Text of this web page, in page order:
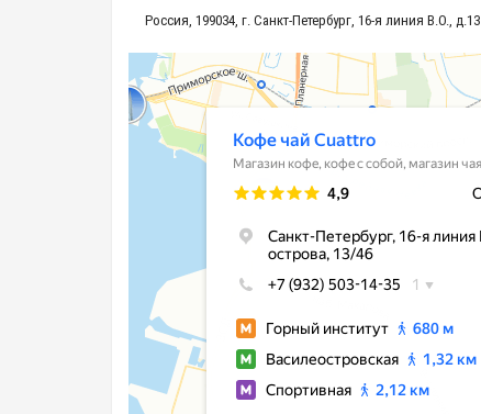
Россия, 199034, г. Санкт-Петербург, 16-я линия В.О., д.13